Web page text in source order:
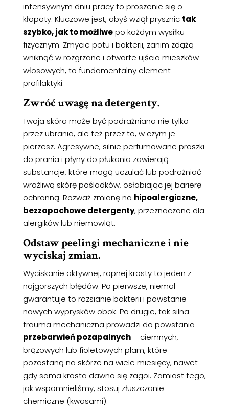
intensywnym dniu pracy to proszenie się o
kłopoty. Kluczowe jest, abyś wziął prysznic tak
szybko, jak to możliwepo każdym wysiłku
fizycznym. Zmycie potu i bakterii, zanim zdążą
wniknąć w rozgrzane i otwarte ujścia mieszków
włosowych, to fundamentalny element
profilaktyki.
Zwróć uwagę na detergenty.
Twoja skóra może być podrażniana nie tylko
przez ubrania, ale też przez to, w czym je
pierzesz. Agresywne, silnie perfumowane proszki
do prania i płyny do płukania zawierają
substancje, które mogą uczulać lub podrażniać
wrażliwą skórę pośladków, osłabiając jej barierę
ochronną. Rozważ zmianę na hipoalergiczne,
bezzapachowe detergenty, przeznaczone dla
alergików lub niemowląt.
Odstaw peelingi mechaniczne i nie
wyciskaj zmian.
Wyciskanie aktywnej, ropnej krosty to jeden z
najgorszych błędów. Po pierwsze, niemal
gwarantuje to rozsianie bakterii i powstanie
nowych wyprysków obok. Po drugie, tak silna
trauma mechaniczna prowadzi do powstania
przebarwień pozapalnych– ciemnych,
brązowych lub fioletowych plam, które
pozostaną na skórze na wiele miesięcy, nawet
gdy sama krosta dawno się zagoi. Zamiast tego,
jak wspomnieliśmy, stosuj złuszczanie
chemiczne (kwasami).